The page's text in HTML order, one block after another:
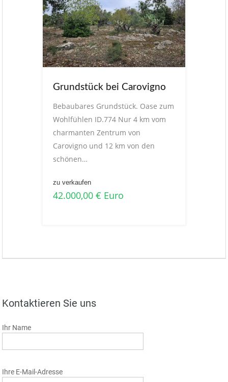
Grundstück bei Carovigno
Bebaubares Grundstück. Oase zum
Wohlfühlen ID.774 Nur 4 km vom
charmanten Zentrum von
Carovigno und 12 km von den
schönen…
zu verkaufen
42.000,00 € Euro
Kontaktieren Sie uns
Ihr Name
Ihre E-Mail-Adresse